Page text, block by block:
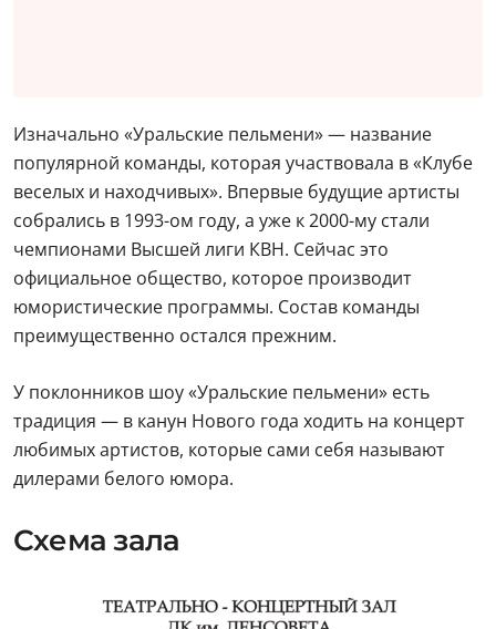
Изначально «Уральские пельмени» — название
популярной команды, которая участвовала в «Клубе
веселых и находчивых». Впервые будущие артисты
собрались в 1993-ом году, а уже к 2000-му стали
чемпионами Высшей лиги КВН. Сейчас это
официальное общество, которое производит
юмористические программы. Состав команды
преимущественно остался прежним.
У поклонников шоу «Уральские пельмени» есть
традиция — в канун Нового года ходить на концерт
любимых артистов, которые сами себя называют
дилерами белого юмора.
Схема зала